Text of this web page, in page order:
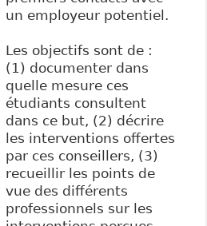
un employeur potentiel.
Les objectifs sont de :
(1) documenter dans
quelle mesure ces
étudiants consultent
dans ce but, (2) décrire
les interventions offertes
par ces conseillers, (3)
recueillir les points de
vue des différents
professionnels sur les